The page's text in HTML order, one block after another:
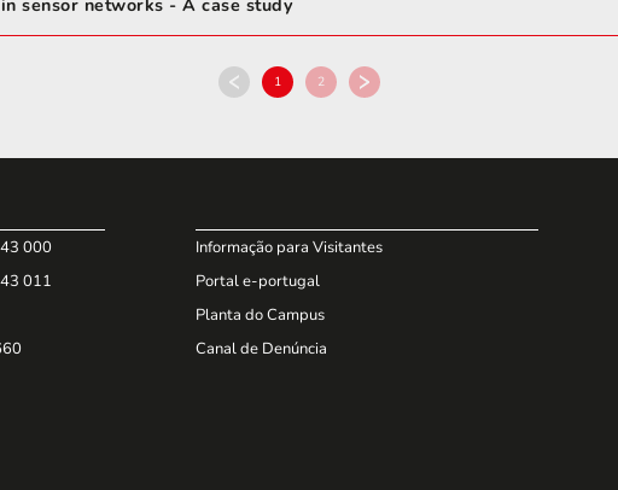
sensor networks - A case study
1 2
000
011
Informação para Visitantes
Portal e-portugal
Planta do Campus
Canal de Denúncia